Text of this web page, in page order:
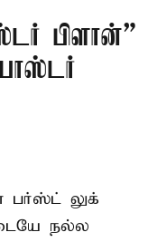
பிளான்”
பர்ஸ்ட் லுக்
நல்ல